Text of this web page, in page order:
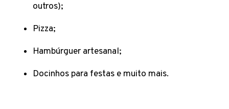
outros);
Pizza;
Hambúrguer artesanal;
Docinhos para festas e muito mais.